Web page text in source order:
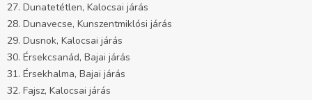
27. Dunatetétlen, Kalocsai járás
28. Dunavecse, Kunszentmiklósi járás
29. Dusnok, Kalocsai járás
30. Érsekcsanád, Bajai járás
31. Érsekhalma, Bajai járás
32. Fajsz, Kalocsai járás